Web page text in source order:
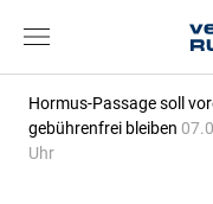
Hormus-Passage soll
gebührenfrei bleiben
Uhr